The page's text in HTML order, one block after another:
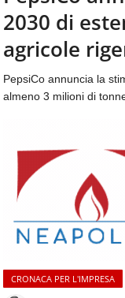
aggiornamenti
quotidiani
temi
come
ospitalità,
beverage,
catering
e
quotidiani
sul
dell'alimentazione,
dei
CONTATTI
2030 di
agricole
PepsiCo annuncia la
almeno 3 milioni di
CRONACA PER L'IMPRESA